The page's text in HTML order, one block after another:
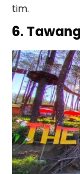
tim.
6.